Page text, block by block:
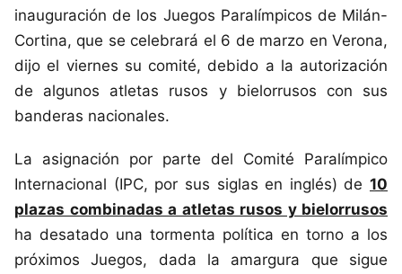
inauguración de los Juegos Paralímpicos de Milán-
Cortina, que se celebrará el 6 de marzo en Verona,
dijo el viernes su comité, debido a la autorización
de algunos atletas rusos y bielorrusos con sus
banderas nacionales.
La asignación por parte del Comité Paralímpico
Internacional (IPC, por sus siglas en inglés) de 10
plazas combinadas a atletas rusos y bielorrusos
ha desatado una tormenta política en torno a los
próximos Juegos, dada la amargura que sigue